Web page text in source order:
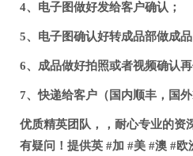
4、电子图做好发给客户确认；
5、电子图确认好转成品部做成品
6、成品做好拍照或者视频确认再
7、快递给客户（国内顺丰，国外
优质精英团队，，耐心专业的资
有疑问！提供英 #加 #美 #澳 #